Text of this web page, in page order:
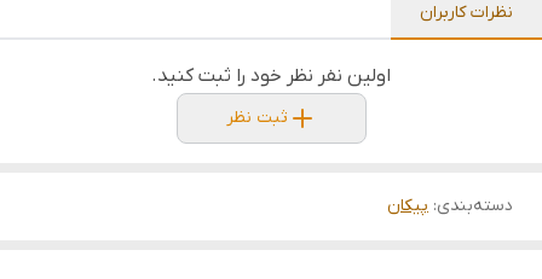
نظرات کاربران
اولین نفر نظر خود را ثبت کنید.
ثبت نظر
دسته‌بندی: پیکان